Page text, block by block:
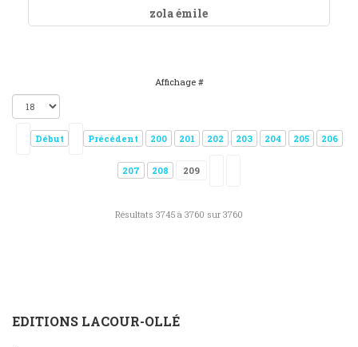
zola émile
Affichage #
Début Précédent 200 201 202 203 204 205 206
207 208 209
Résultats 3745 à 3760 sur 3760
EDITIONS LACOUR-OLLÉ